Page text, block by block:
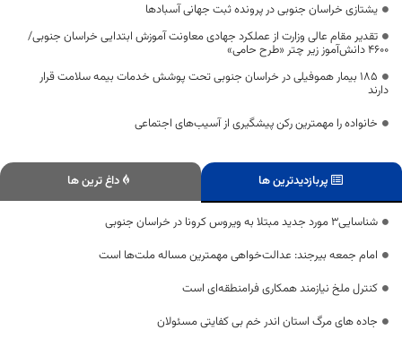
یشتازی خراسان جنوبی در پرونده ثبت جهانی آسبادها
تقدیر مقام عالی وزارت از عملکرد جهادی معاونت آموزش ابتدایی خراسان جنوبی/
۴۶۰۰ دانش‌آموز زیر چتر «طرح حامی»
۱۸۵ بیمار هموفیلی در خراسان جنوبی تحت پوشش خدمات بیمه سلامت قرار
دارند
خانواده را مهمترین رکن پیشگیری از آسیب‌های اجتماعی
پربازدیدترین ها داغ ترین ها
شناسایی3 مورد جدید مبتلا به ویروس کرونا در خراسان جنوبی
امام جمعه بیرجند: عدالت‌خواهی مهمترین مساله ملت‌ها است
کنترل ملخ نیازمند همکاری فرامنطقه‌ای است
جاده های مرگ استان اندر خم بی کفایتی مسئولان